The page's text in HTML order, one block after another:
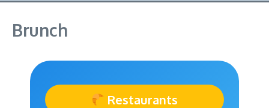
Brunch
Restaurants